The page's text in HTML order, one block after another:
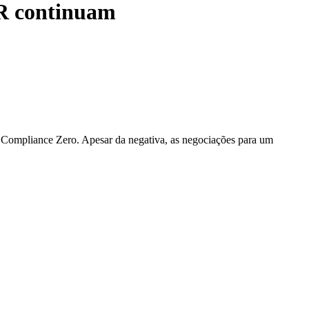
continuam
Zero. Apesar da negativa, as negociações para um